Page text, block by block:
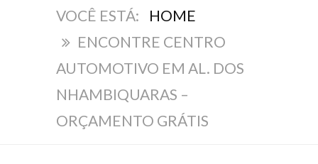
HOME
ENCONTRE CENTRO
AUTOMOTIVO EM AL. DOS
NHAMBIQUARAS –
ORÇAMENTO GRÁTIS